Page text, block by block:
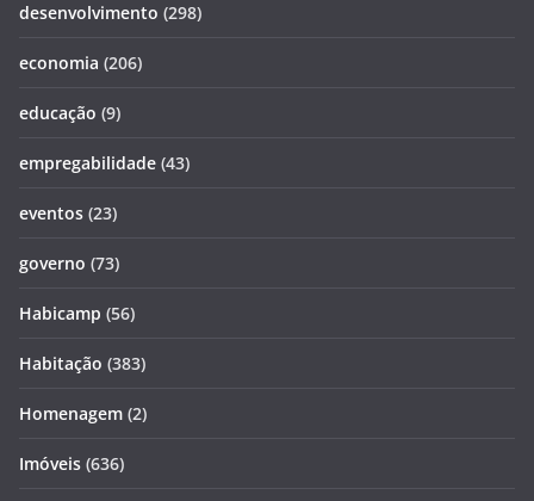
desenvolvimento (298)
economia (206)
educação (9)
empregabilidade (43)
eventos (23)
governo (73)
Habicamp (56)
Habitação (383)
Homenagem (2)
Imóveis (636)